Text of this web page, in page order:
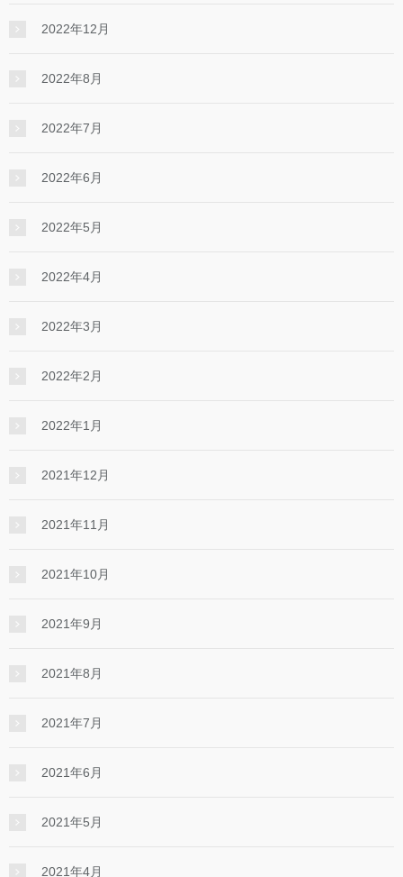
2022年12月
2022年8月
2022年7月
2022年6月
2022年5月
2022年4月
2022年3月
2022年2月
2022年1月
2021年12月
2021年11月
2021年10月
2021年9月
2021年8月
2021年7月
2021年6月
2021年5月
2021年4月